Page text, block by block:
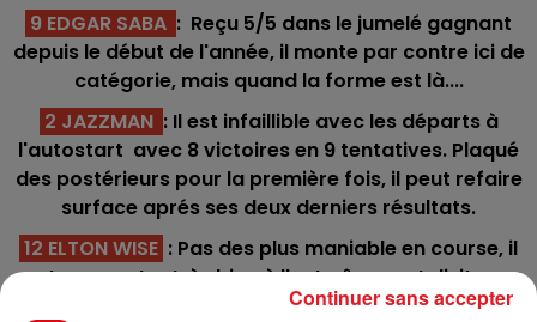
9 EDGAR SABA : Reçu 5/5 dans le jumelé gagnant
depuis le début de l'année, il monte par contre ici de
catégorie, mais quand la forme est là....
2 JAZZMAN : Il est infaillible avec les départs à
l'autostart avec 8 victoires en 9 tentatives. Plaqué
des postérieurs pour la première fois, il peut refaire
surface aprés ses deux derniers résultats.
12 ELTON WISE : Pas des plus maniable en course, il
est par contre très bien à l'entraînement dixit son
entourage. Affaire à suivre..
Continuer sans accepter